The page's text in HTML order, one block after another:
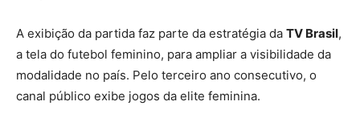
A exibição da partida faz parte da estratégia da TV Brasil,
a tela do futebol feminino, para ampliar a visibilidade da
modalidade no país. Pelo terceiro ano consecutivo, o
canal público exibe jogos da elite feminina.